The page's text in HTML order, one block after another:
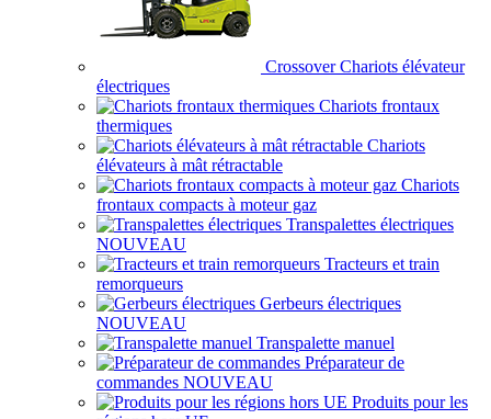
Crossover Chariots élévateur
électriques
Chariots frontaux
thermiques
Chariots
élévateurs à mât rétractable
Chariots
frontaux compacts à moteur gaz
Transpalettes électriques
NOUVEAU
Tracteurs et train
remorqueurs
Gerbeurs électriques
NOUVEAU
Transpalette manuel
Préparateur de
commandes NOUVEAU
Produits pour les